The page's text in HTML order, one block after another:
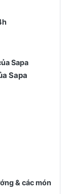
Sapa